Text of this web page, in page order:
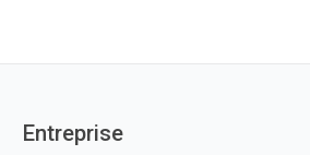
Entreprise